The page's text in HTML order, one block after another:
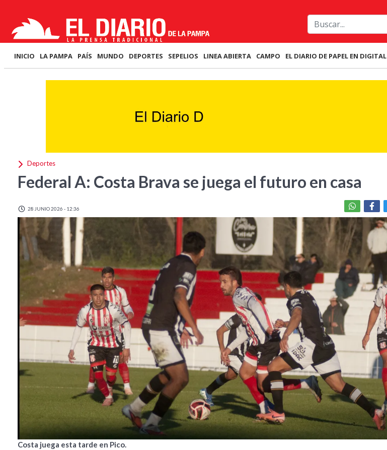
INICIO LA PAMPA PAÍS MUNDO DEPORTES SEPELIOS LINEA ABIERTA CAMPO EL DIARIO DE PAPEL EN DIGITAL
Deportes
Federal A: Costa Brava se juega el futuro en casa
28 JUNIO 2026 - 12:36
Costa juega esta tarde en Pico.